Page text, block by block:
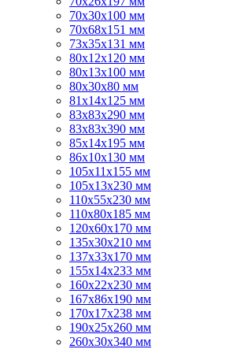
70х30х100 мм
70х68х151 мм
73х35х131 мм
80х12х120 мм
80х13х100 мм
80х30х80 мм
81х14х125 мм
83х83х290 мм
83х83х390 мм
85х14х195 мм
86х10х130 мм
105х11х155 мм
105х13х230 мм
110х55х230 мм
110х80х185 мм
120х60х170 мм
135х30х210 мм
137х33х170 мм
155х14х233 мм
160х22х230 мм
167х86х190 мм
170х17х238 мм
190х25х260 мм
260х30х340 мм